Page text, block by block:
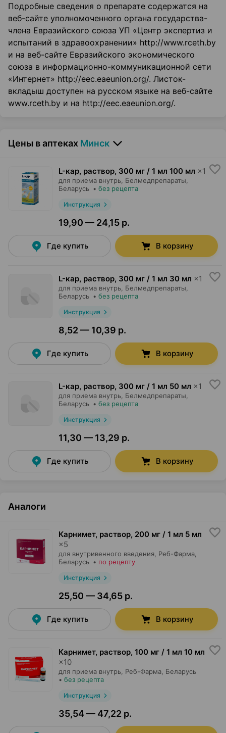
Подробные сведения о препарате содержатся на
веб-сайте уполномоченного органа государства-
члена Евразийского союза УП «Центр экспертиз и
испытаний в здравоохранении» http://www.rceth.by
и на веб-сайте Евразийского экономического
союза в информационно-коммуникационной сети
«Интернет» http://eec.eaeunion.org/. Листок-
вкладыш доступен на русском языке на веб-сайте
www.rceth.by и на http://eec.eaeunion.org/.
Цены в аптеках Минск
L-кар, раствор, 300 мг / 1 мл 100 мл ×1
для приема внутрь, Белмедпрепараты,
Беларусь • без рецепта
Инструкция
19,90 — 24,15 р.
Где купить В корзину
L-кар, раствор, 300 мг / 1 мл 30 мл ×1
для приема внутрь, Белмедпрепараты,
Беларусь • без рецепта
Инструкция
8,52 — 10,39 р.
Где купить В корзину
L-кар, раствор, 300 мг / 1 мл 50 мл ×1
для приема внутрь, Белмедпрепараты,
Беларусь • без рецепта
Инструкция
11,30 — 13,29 р.
Где купить В корзину
Аналоги
Карнимет, раствор, 200 мг / 1 мл 5 мл
×5
для внутривенного введения, Реб-Фарма,
Беларусь • по рецепту
Инструкция
25,50 — 34,65 р.
Где купить В корзину
Карнимет, раствор, 100 мг / 1 мл 10 мл
×10
для приема внутрь, Реб-Фарма, Беларусь
• без рецепта
Инструкция
35,54 — 47,22 р.